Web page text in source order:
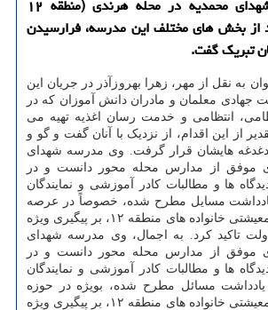
شدن در مدرسه شهدای محمدیه در محله هرندی (منطقه ۱۲
از بخش های مختلف این مدرسه، فرارسیدن
تبریک گفت.
به نقل از مهر، زهرا بهروزآذر در جریان این
جهادی معلمان و مادران دانش آموزان که در
انتظامی و خدمت رسان اغذیه تهیه می
از این اقدام، از نزدیک با آنان گفت و گو و
هایشان قرار گرفت. وی مدرسه شهدای
موفق از مدارس محله محور دانست و در
ها و مطالبات کادر آموزشی و نمایندگان
یادداشت مسایل مطرح شده، خصوصاً در عرصه
وضعیت آموزشی و معیشتی خانواده های منطقه ۱۲، بر پیگیری ویژه
تاکید کرد. به اجمال، وی مدرسه شهدای
موفق از مدارس محله محور دانست و در
ها و مطالبات کادر آموزشی و نمایندگان
یادداشت مسائل مطرح شده، بویژه در حوزه
وضعیت آموزشی و معیشتی خانواده های منطقه ۱۲، بر پیگیری ویژه